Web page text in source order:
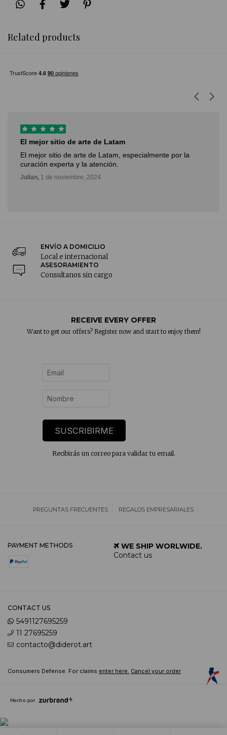
Related products
El mejor sitio de arte de Latam
El mejor sitio de arte de Latam, especialmente por la
curación experta y la atención.
Julian, 1 de noviembre, 2024
ENVÍO A DOMICILIO
Local e internacional
ASESORAMIENTO
Consultanos sin cargo
RECEIVE EVERY OFFER
Want to get our offers? Register now and start to enjoy them!
SUSCRIBIRME
Recibirás un correo para validar tu email.
PREGUNTAS FRECUENTES REGALOS EMPRESARIALES
PAYMENT METHODS
WE SHIP WORLWIDE.
Contact us
CONTACT US
5491127695259
11 27695259
contacto@diderot.art
Consumers Defense. For claims enter here. Cancel your order
Hecho por